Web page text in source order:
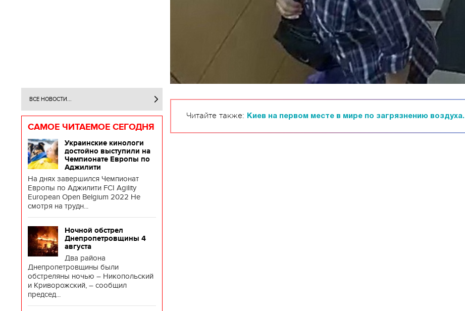
ВСЕ НОВОСТИ...
САМОЕ ЧИТАЕМОЕ СЕГОДНЯ
Украинские кинологи
достойно выступили на
Чемпионате Европы по
Аджилити
На днях завершился Чемпионат
Европы по Аджилити FCI Agility
European Open Belgium 2022 Не
смотря на трудн...
Ночной обстрел
Днепропетровщины 4
августа
Два района
Днепропетровщины были
обстреляны ночью – Никопольский
и Криворожский, – сообщил
председ...
Читайте также: Киев на первом месте в мире по загрязнению воздуха.